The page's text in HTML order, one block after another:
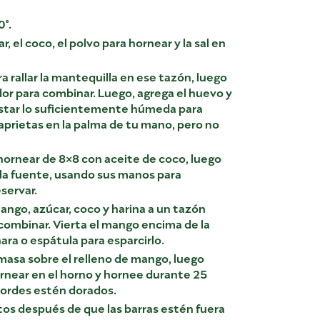
el coco, el polvo para hornear y la sal en
rallar la mantequilla en ese tazón, luego
para combinar. Luego, agrega el huevo y
lo suficientemente húmeda para
en la palma de tu mano, pero no
de 8×8 con aceite de coco, luego
fuente, usando sus manos para
azúcar, coco y harina a un tazón
Vierta el mango encima de la
o espátula para esparcirlo.
sobre el relleno de mango, luego
en el horno y hornee durante 25
estén dorados.
después de que las barras estén fuera